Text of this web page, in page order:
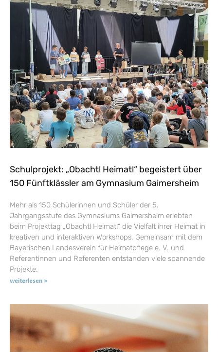
Schulprojekt: „Obacht! Heimat!“ begeistert über
150 Fünftklässler am Gymnasium Gaimersheim
Mehr als 150 Schülerinnen und Schüler der 5.
Jahrgangsstufe des Gymnasiums Gaimersheim erlebten
beim Projekttag „Obacht! Heimat!“ die Vielfalt ihrer Heimat in
kreativen und interaktiven Workshops. Gemeinsam mit dem
Bayerischen Landesverein für Heimatpflege e. V. und
Referentinnen und Referenten entstanden viele spannende
Projekte.
weiterlesen »